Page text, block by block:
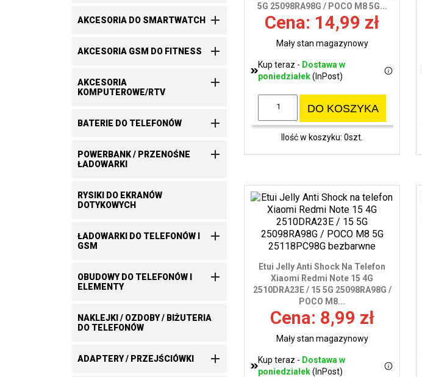
AKCESORIA DO SMARTWATCH 
AKCESORIA GSM DO FITNESS 
AKCESORIA
KOMPUTEROWE/RTV

BATERIE DO TELEFONÓW 
POWERBANK / PRZENOŚNE
ŁADOWARKI

RYSIKI DO EKRANÓW
DOTYKOWYCH
ŁADOWARKI DO TELEFONÓW I
GSM

OBUDOWY DO TELEFONÓW I
ELEMENTY

NAKLEJKI / OZDOBY / BIŻUTERIA
DO TELEFONÓW
ADAPTERY / PRZEJŚCIÓWKI 
5G 25098RA98G / POCO M8 5G...
Cena: 14,99 zł
Mały stan magazynowy
Kup teraz - Dostawa w
poniedziałek(InPost)
DO KOSZYKA
Ilość w koszyku: 0szt.
Etui Jelly Anti Shock Na Telefon
Xiaomi Redmi Note 15 4G
2510DRA23E / 15 5G 25098RA98G /
POCO M8...
Cena: 8,99 zł
Mały stan magazynowy
Kup teraz - Dostawa w
poniedziałek(InPost)